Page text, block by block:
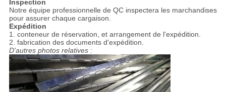
Inspection
Notre équipe professionnelle de QC inspectera les marchandises
pour assurer chaque cargaison.
Expédition
1. conteneur de réservation, et arrangement de l'expédition.
2. fabrication des documents d'expédition.
D'autres photos relatives :